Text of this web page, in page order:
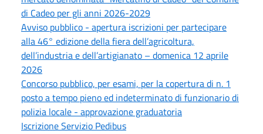
di Cadeo per gli anni 2026-2029
Avviso pubblico - apertura iscrizioni per partecipare
alla 46° edizione della fiera dell’agricoltura,
dell’industria e dell’artigianato – domenica 12 aprile
2026
Concorso pubblico, per esami, per la copertura di n. 1
posto a tempo pieno ed indeterminato di funzionario di
polizia locale - approvazione graduatoria
Iscrizione Servizio Pedibus